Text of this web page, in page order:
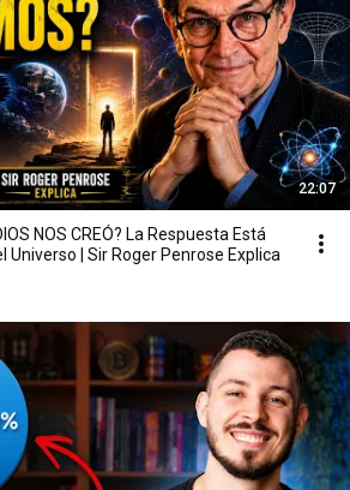
22:07
NOS CREÓ? La Respuesta Está
Universo | Sir Roger Penrose Explica